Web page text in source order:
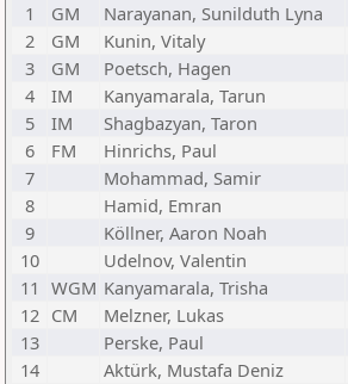
1
GM Narayanan, Sunilduth Lyna
2
GM Kunin, Vitaly
3
GM Poetsch, Hagen
4
IM Kanyamarala, Tarun
5
IM Shagbazyan, Taron
6
FM Hinrichs, Paul
7
Mohammad, Samir
8
Hamid, Emran
9
Köllner, Aaron Noah
10
Udelnov, Valentin
11 WGM Kanyamarala, Trisha
12 CM Melzner, Lukas
13
Perske, Paul
14
Aktürk, Mustafa Deniz